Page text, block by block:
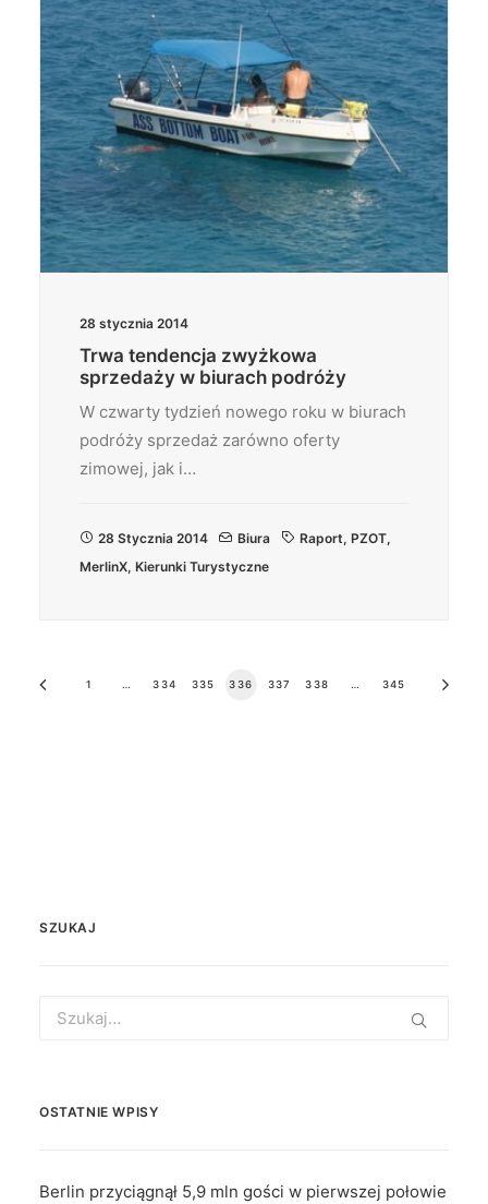
28 stycznia 2014
Trwa tendencja zwyżkowa
sprzedaży w biurach podróży
W czwarty tydzień nowego roku w biurach
podróży sprzedaż zarówno oferty
zimowej, jak i…
28 Stycznia 2014 Biura Raport, PZOT,
MerlinX, Kierunki Turystyczne
1 … 334 335 336 337 338 … 345
SZUKAJ
for:
OSTATNIE WPISY
Berlin przyciągnął 5,9 mln gości w pierwszej połowie